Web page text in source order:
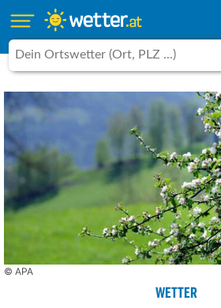
© APA
WETTER